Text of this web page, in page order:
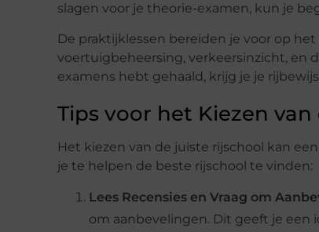
slagen voor je theorie-examen, kun je
De praktijklessen bereiden je voor op
voertuigbeheersing, verkeersinzicht, en
examens hebt gehaald, krijg je je
Tips voor het Kiezen
Het kiezen van de juiste rijschool kan
je te helpen de beste rijschool te vinden:
Lees Recensies en Vraag om
om aanbevelingen. Dit geeft je een